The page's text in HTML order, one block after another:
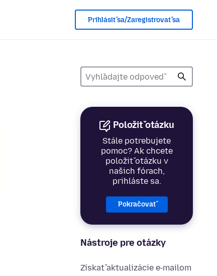
Prihlásiť sa/Zaregistrovať sa
Položiť otázku
Stále potrebujete
pomoc? Ak chcete
položiť otázku v
našich fórach,
prihláste sa.
Pokračovať
Nástroje pre otázky
Získať aktualizácie e‑mailom